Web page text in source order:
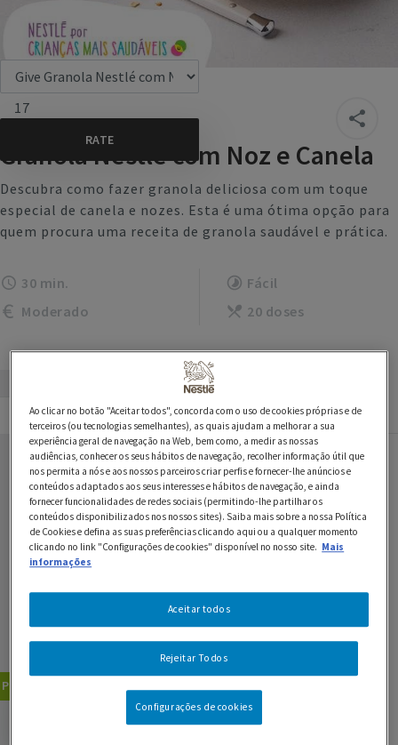
17
Granola Nestlé com Noz e Canela
Descubra como fazer granola deliciosa com um toque
especial de canela e nozes. Esta é uma ótima opção para
quem procura uma receita de granola saudável e prática.
30 min.
Fácil
Moderado
20 doses
Ingredientes Preparação
Ingredientes
100 g de miolo de noz
500 g de flocos de aveia grossos
1 c. de sopa de mix de sementes
Pequenos-Almoços
Ao clicar no botão "Aceitar todos", concorda com o uso de cookies próprias e de
terceiros (ou tecnologias semelhantes), as quais ajudam a melhorar a sua
experiência geral de navegação na Web, bem como, a medir as nossas
audiências, conhecer os seus hábitos de navegação, recolher informação útil que
nos permita a nós e aos nossos parceiros criar perfis e fornecer-lhe anúncios e
conteúdos adaptados aos seus interesses e hábitos de navegação, e ainda
fornecer funcionalidades de redes sociais (permitindo-lhe partilhar os
conteúdos disponibilizados nos nossos sites). Saiba mais sobre a nossa Política
de Cookies e defina as suas preferências clicando aqui ou a qualquer momento
clicando no link "Configurações de cookies" disponível no nosso site. Mais
informações
Rejeitar Todos
Aceitar todos
Configurações de cookies